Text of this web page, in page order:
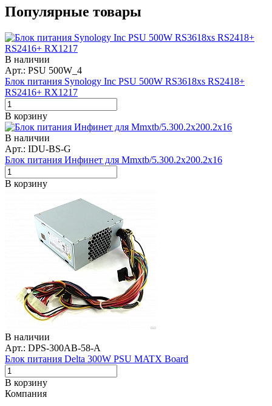
Популярные товары
В наличии
Арт.: PSU 500W_4
Блок питания Synology Inc PSU 500W RS3618xs RS2418+
RS2416+ RX1217
В корзину
В наличии
Арт.: IDU-BS-G
Блок питания Инфинет для Mmxtb/5.300.2x200.2x16
В корзину
В наличии
Арт.: DPS-300AB-58-A
Блок питания Delta 300W PSU MATX Board
В корзину
Компания